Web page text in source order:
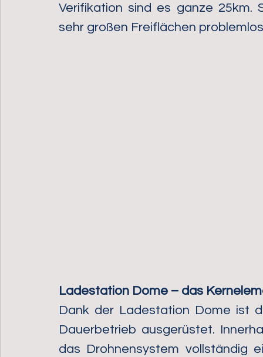
Verifikation sind es ganze
sehr großen Freiflächen
Ladestation Dome – das
Dank der Ladestation Dome ist
Dauerbetrieb ausgerüstet.
das Drohnensystem vollständig